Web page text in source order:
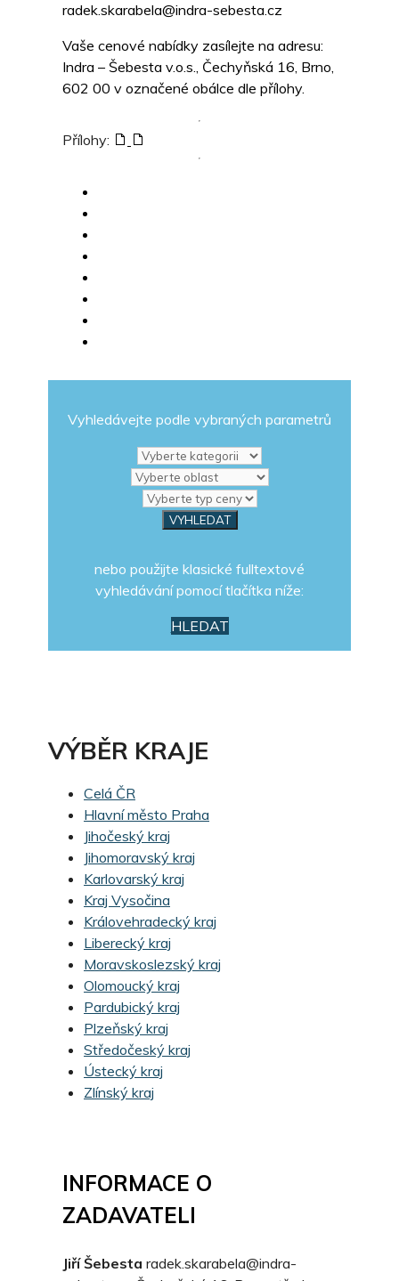
radek.skarabela@indra-sebesta.cz
Vaše cenové nabídky zasílejte na adresu:
Indra – Šebesta v.o.s., Čechyňská 16, Brno,
602 00 v označené obálce dle přílohy.
Přílohy:
Vyhledávejte podle vybraných parametrů
nebo použijte klasické fulltextové
vyhledávání pomocí tlačítka níže:
HLEDAT
VÝBĚR KRAJE
Celá ČR
Hlavní město Praha
Jihočeský kraj
Jihomoravský kraj
Karlovarský kraj
Kraj Vysočina
Královehradecký kraj
Liberecký kraj
Moravskoslezský kraj
Olomoucký kraj
Pardubický kraj
Plzeňský kraj
Středočeský kraj
Ústecký kraj
Zlínský kraj
INFORMACE O
ZADAVATELI
Jiří Šebesta radek.skarabela@indra-